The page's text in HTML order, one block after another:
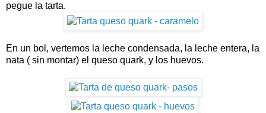
pegue la tarta.
En un bol, vertemos la leche condensada, la leche entera, la
nata ( sin montar) el queso quark, y los huevos.